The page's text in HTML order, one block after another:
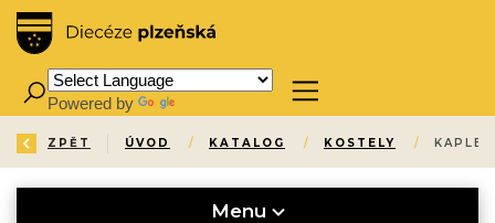
Powered by
ZPĚT ÚVOD / KATALOG / KOSTELY / KAPLE
Menu